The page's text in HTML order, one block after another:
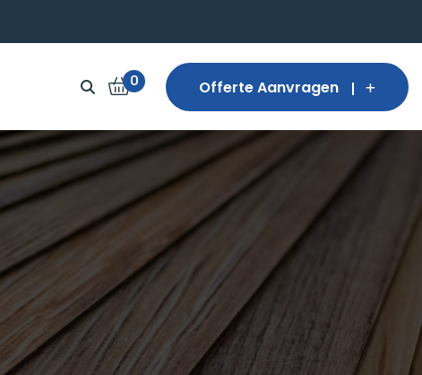
0 Offerte Aanvragen